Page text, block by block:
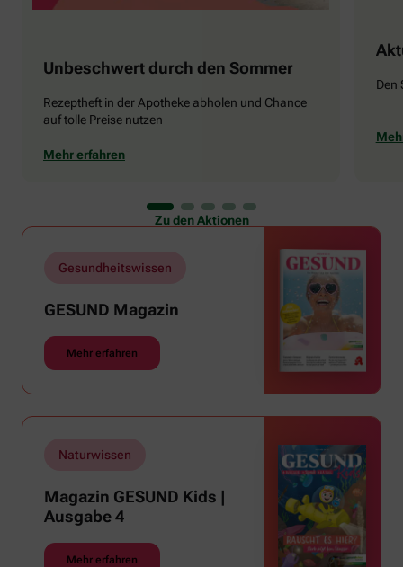
Unbeschwert durch den Sommer
Rezeptheft in der Apotheke abholen und Chance
auf tolle Preise nutzen
Mehr erfahren
Den
Zu den Aktionen
Gesundheitswissen
GESUND Magazin
Mehr erfahren
Naturwissen
Magazin GESUND Kids |
Ausgabe 4
Mehr erfahren